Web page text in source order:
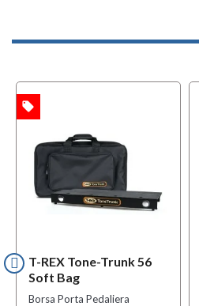
T-REX Tone-Trunk 56
Soft Bag
Borsa Porta Pedaliera
local_offer